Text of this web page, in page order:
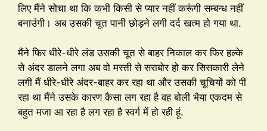
लिए मैंने सोचा था कि कभी किसी से प्यार नहीं करूंगी सम्बन्ध नहीं
बनाउंगी। अब उसकी चूत पानी छोड़ने लगी दर्द खत्म हो गया था.
मैंने फिर धीरे-धीरे लंड उसकी चूत से बाहर निकाल कर फिर हल्के
से अंदर डालने लगा अब वो मस्ती से सराबोर हो कर सिसकारी लेने
लगी मैं धीरे-धीरे अंदर-बाहर कर रहा था और उसकी चूचियों को पी
रहा था मैंने उसके कारण कैसा लग रहा है वह बोली भैया एकदम से
बहुत मजा आ रहा है लग रहा है स्वर्ग में हो रही हूं.